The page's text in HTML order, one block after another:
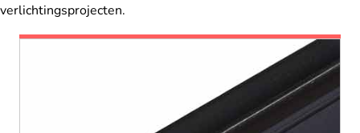
verlichtingsprojecten.